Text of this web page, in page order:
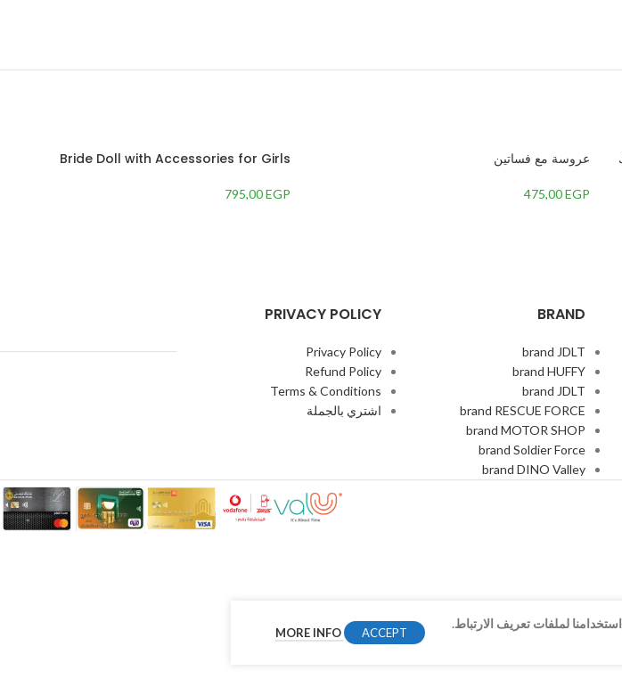
عروسة مع فساتين
475,00EGP
Bride Doll with Accessories for Girls
795,00EGP
BRAND
brand JDLT
brand HUFFY
brand JDLT
brand RESCUE FORCE
brand MOTOR SHOP
brand Soldier Force
brand DINO Valley
PRIVACY POLICY
Privacy Policy
Refund Policy
Terms & Conditions
اشتري بالجملة
لملفات تعريف الارتباط.
MORE INFO ACCEPT